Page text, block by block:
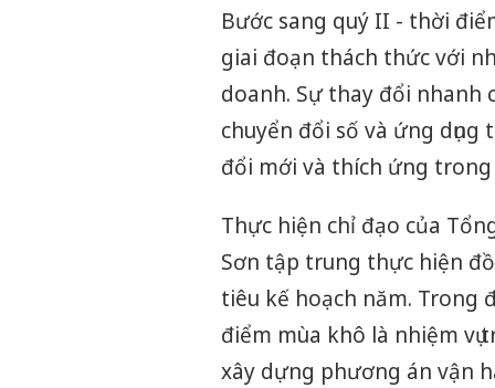
Bước sang quý II - thời
giai đoạn thách thức với
doanh. Sự thay đổi nhanh
chuyển đổi số và ứng
đổi mới và thích ứng
Thực hiện chỉ đạo của
Sơn tập trung thực hiện
tiêu kế hoạch năm. Trong
điểm mùa khô là nhiệm
xây dựng phương án vận